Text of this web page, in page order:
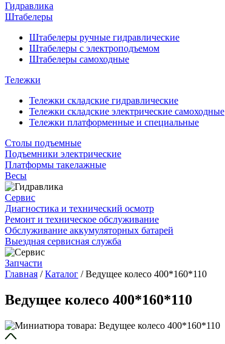
Гидравлика
Штабелеры
Штабелеры ручные гидравлические
Штабелеры с электроподъемом
Штабелеры самоходные
Тележки
Тележки складские гидравлические
Тележки складские электрические самоходные
Тележки платформенные и специальные
Столы подъемные
Подъемники электрические
Платформы такелажные
Весы
Сервис
Диагностика и технический осмотр
Ремонт и техническое обслуживание
Обслуживание аккумуляторных батарей
Выездная сервисная служба
Запчасти
Главная /Каталог /Ведущее колесо 400*160*110
Ведущее колесо 400*160*110